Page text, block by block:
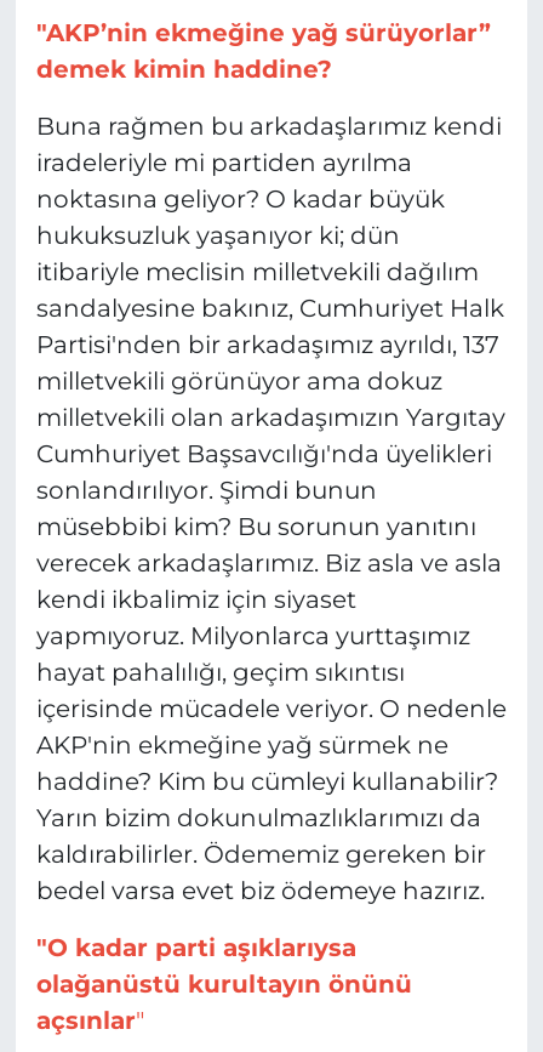
"AKP’nin ekmeğine yağ sürüyorlar”
demek kimin haddine?
Buna rağmen bu arkadaşlarımız kendi
iradeleriyle mi partiden ayrılma
noktasına geliyor? O kadar büyük
hukuksuzluk yaşanıyor ki; dün
itibariyle meclisin milletvekili dağılım
sandalyesine bakınız, Cumhuriyet Halk
Partisi'nden bir arkadaşımız ayrıldı, 137
milletvekili görünüyor ama dokuz
milletvekili olan arkadaşımızın Yargıtay
Cumhuriyet Başsavcılığı'nda üyelikleri
sonlandırılıyor. Şimdi bunun
müsebbibi kim? Bu sorunun yanıtını
verecek arkadaşlarımız. Biz asla ve asla
kendi ikbalimiz için siyaset
yapmıyoruz. Milyonlarca yurttaşımız
hayat pahalılığı, geçim sıkıntısı
içerisinde mücadele veriyor. O nedenle
AKP'nin ekmeğine yağ sürmek ne
haddine? Kim bu cümleyi kullanabilir?
Yarın bizim dokunulmazlıklarımızı da
kaldırabilirler. Ödememiz gereken bir
bedel varsa evet biz ödemeye hazırız.
"O kadar parti aşıklarıysa
olağanüstü kurultayın önünü
açsınlar"